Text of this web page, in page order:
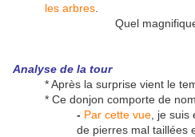
les arbres
Quel
Analyse de la tour
* Après la surprise vient le
* Ce donjon comporte de
- Par cette vue , je
de pierres mal taillées